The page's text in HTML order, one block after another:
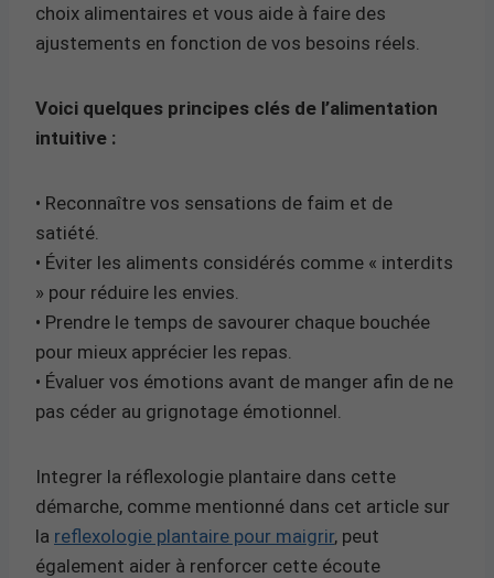
choix alimentaires et vous aide à faire des
ajustements en fonction de vos besoins réels.
Voici quelques principes clés de l’alimentation
intuitive :
• Reconnaître vos sensations de faim et de
satiété.
• Éviter les aliments considérés comme « interdits
» pour réduire les envies.
• Prendre le temps de savourer chaque bouchée
pour mieux apprécier les repas.
• Évaluer vos émotions avant de manger afin de ne
pas céder au grignotage émotionnel.
Integrer la réflexologie plantaire dans cette
démarche, comme mentionné dans cet article sur
la reflexologie plantaire pour maigrir, peut
également aider à renforcer cette écoute